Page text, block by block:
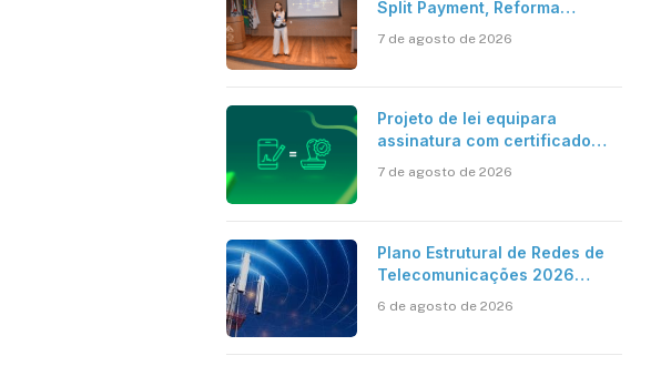
Split Payment, Reforma
debates
7 de agosto de 2026
Projeto de lei equipara
assinatura com certificado
reconhecimento de firma em
7 de agosto de 2026
Plano Estrutural de Redes de
Telecomunicações 2026
móvel, mas mantém desafio
6 de agosto de 2026